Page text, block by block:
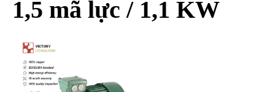
1,5 mã lực / 1,1 KW